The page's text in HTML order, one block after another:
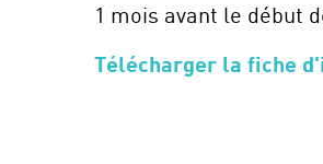
1 mois avant le début
Télécharger la fiche